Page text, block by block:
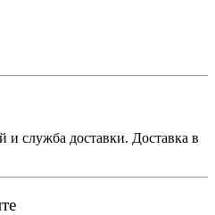
и служба доставки. Доставка в